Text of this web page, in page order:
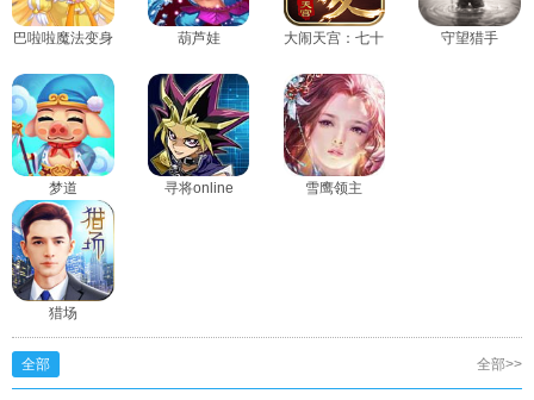
巴啦啦魔法变身
葫芦娃
大闹天宫：七十
守望猎手
梦道 寻将online 雪鹰领主
猎场
全部>>
全部